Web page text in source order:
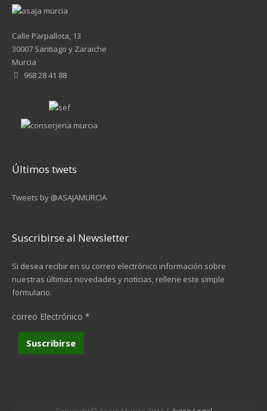
Calle Parpallota, 13
30007 Santiago y Zaraiche
Murcia
968 28 41 88
Últimos twets
Tweets by @ASAJAMURCIA
Suscribirse al Newsletter
Si desea recibir en su correo electrónico información sobre
nuestras últimas novedades y noticias, rellene este simple
formulario.
correo Electrónico *